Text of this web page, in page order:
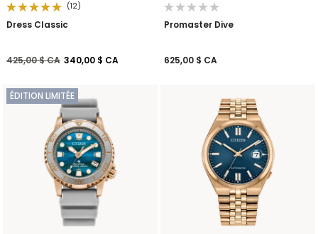
(12)
Dress Classic
Prix réduit de
425,00 $ CAà340,00 $ CA
Promaster Dive
625,00 $ CA
ÉDITION LIMITÉE